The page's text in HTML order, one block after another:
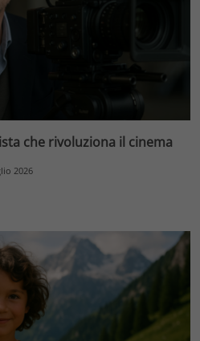
che rivoluziona il cinema
2026